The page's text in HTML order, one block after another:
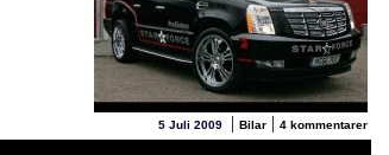
5 Juli 2009 | Bilar | 4 kommentarer